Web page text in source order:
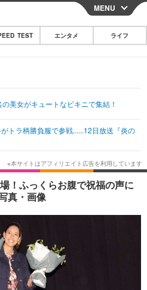
CLOSE
その他
韓国・芸能
スポーツ
グルメ
ショッピング
MENU
TEST エンタメ ライフ
美女がキュートなビキニで集結！
トラ柄勝負服で参戦......12日放送『炎の
！ふっくらお腹で祝福の声に
真・画像